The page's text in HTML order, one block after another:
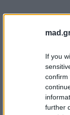
If you
confirm
further